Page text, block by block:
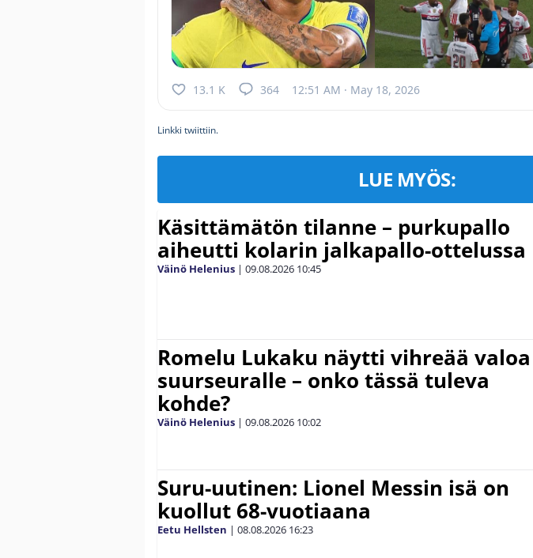
13.1 K 364 12:51 AM · May 18, 2026
Linkki twiittiin.
LUE MYÖS:
Käsittämätön tilanne – purkupallo
aiheutti kolarin jalkapallo-ottelussa
Väinö Helenius | 09.08.2026 10:45
Romelu Lukaku näytti vihreää valoa
suurseuralle – onko tässä tuleva
kohde?
Väinö Helenius | 09.08.2026 10:02
Suru-uutinen: Lionel Messin isä on
kuollut 68-vuotiaana
Eetu Hellsten | 08.08.2026 16:23